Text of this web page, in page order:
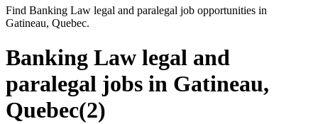
Find Banking Law legal and paralegal job opportunities in
Gatineau, Quebec.
Banking Law legal and
paralegal jobs in Gatineau,
Quebec(2)